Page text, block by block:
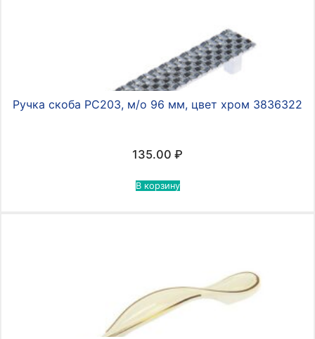
Ручка скоба РС203, м/о 96 мм, цвет хром 3836322
135.00 ₽
В корзину